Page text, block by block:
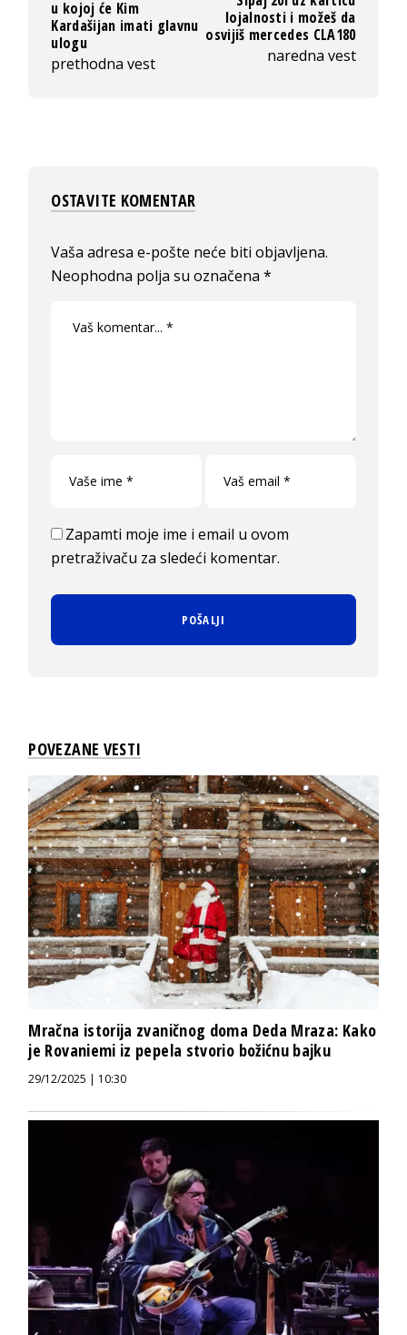
u kojoj će Kim
Kardašijan imati glavnu
ulogu
prethodna vest
lojalnosti i možeš da
osvijiš mercedes CLA180
naredna vest
OSTAVITE KOMENTAR
Vaša adresa e-pošte neće biti objavljena.
Neophodna polja su označena*
Zapamti moje ime i email u ovom
pretraživaču za sledeći komentar.
POVEZANE VESTI
Mračna istorija zvaničnog doma Deda Mraza: Kako
je Rovaniemi iz pepela stvorio božićnu bajku
29/12/2025 | 10:30